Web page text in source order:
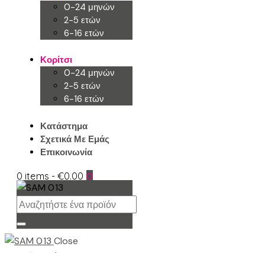
0-24 μηνών
2-5 ετών
6-16 ετών
Κορίτσι
0-24 μηνών
2-5 ετών
6-16 ετών
Κατάστημα
Σχετικά Με Εμάς
Επικοινωνία
0 items -€0.00 0
Close